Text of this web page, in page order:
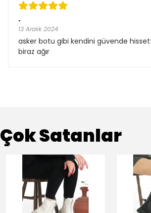
.
13 Aralık 2024
asker botu gibi kendini güvende
biraz ağır
Çok Satanlar